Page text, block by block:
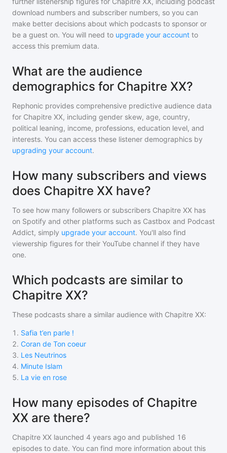
download numbers and subscriber numbers, so you can
make better decisions about which podcasts to sponsor or
be a guest on. You will need to upgrade your account to
access this premium data.
What are the audience
demographics for Chapitre XX?
Rephonic provides comprehensive predictive audience data
for Chapitre XX, including gender skew, age, country,
political leaning, income, professions, education level, and
interests. You can access these listener demographics by
upgrading your account.
How many subscribers and views
does Chapitre XX have?
To see how many followers or subscribers Chapitre XX has
on Spotify and other platforms such as Castbox and Podcast
Addict, simply upgrade your account. You'll also find
viewership figures for their YouTube channel if they have
one.
Which podcasts are similar to
Chapitre XX?
These podcasts share a similar audience with Chapitre XX:
1 . Safia t’en parle !
2. Coran de Ton coeur
3. Les Neutrinos
4. Minute Islam
5. La vie en rose
How many episodes of Chapitre
XX are there?
Chapitre XX launched 4 years ago and published 16
episodes to date. You can find more information about this